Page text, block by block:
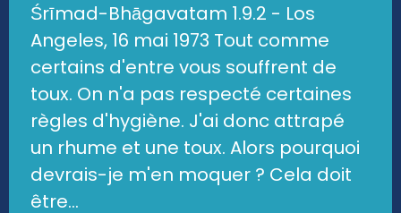
Śrīmad-Bhāgavatam 1.9.2 - Los
Angeles, 16 mai 1973 Tout comme
certains d'entre vous souffrent de
toux. On n'a pas respecté certaines
règles d'hygiène. J'ai donc attrapé
un rhume et une toux. Alors pourquoi
devrais-je m'en moquer ? Cela doit
être...